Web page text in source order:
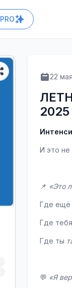
PRO
22
2025
И это не
📌 «Это
Где ещё
Где тебя
Где ты
💬 «Я